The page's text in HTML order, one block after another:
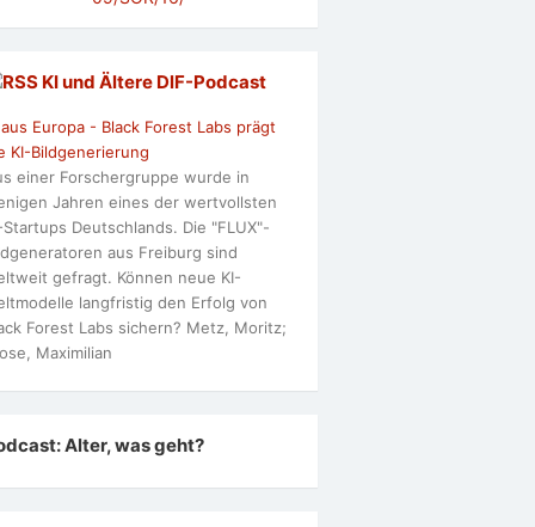
KI und Ältere DlF-Podcast
aus Europa - Black Forest Labs prägt
KI-Bildgenerierung
einer Forschergruppe wurde in
Jahren eines der wertvollsten
Startups Deutschlands. Die "FLUX"-
aus Freiburg sind
gefragt. Können neue KI-
langfristig den Erfolg von
Forest Labs sichern? Metz, Moritz;
Maximilian
Alter, was geht?